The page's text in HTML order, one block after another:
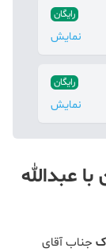
رایگان
نمایش
رایگان
نمایش
عبدالله
جناب آقای